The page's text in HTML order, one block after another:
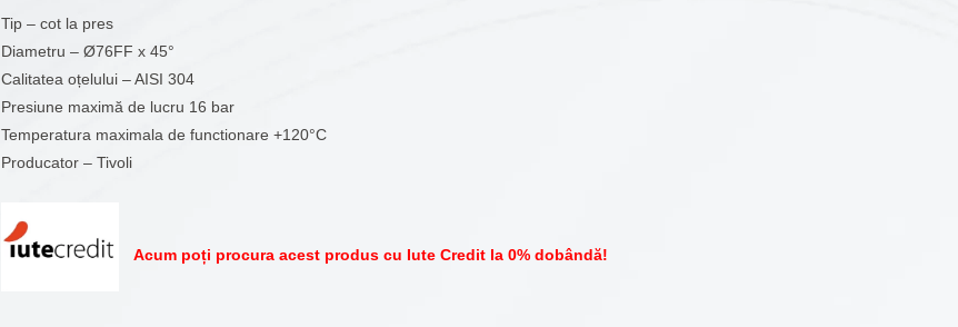
Tip – cot la pres
Diametru – Ø76FF x 45°
Calitatea oțelului – AISI 304
Presiune maximă de lucru 16 bar
Temperatura maximala de functionare +120°C
Producator – Tivoli
Acum poți procura acest produs cu Iute Credit la 0% dobândă!